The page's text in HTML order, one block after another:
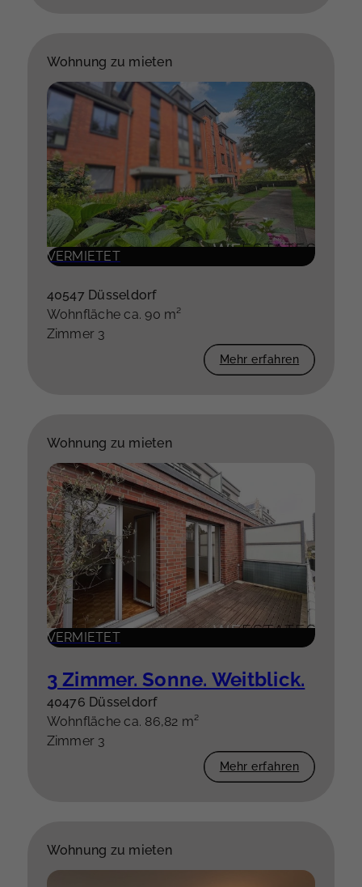
Wohnung zu mieten
VERMIETET
40547 Düsseldorf
Wohnfläche ca. 90 m²
Zimmer 3
Mehr erfahren
Wohnung zu mieten
VERMIETET
3 Zimmer. Sonne. Weitblick.
40476 Düsseldorf
Wohnfläche ca. 86,82 m²
Zimmer 3
Mehr erfahren
Wohnung zu mieten